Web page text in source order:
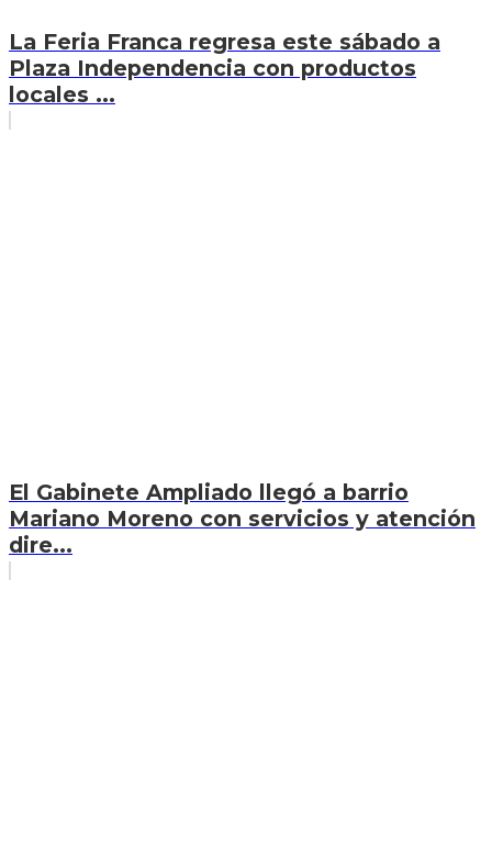
La Feria Franca regresa este sábado a
Plaza Independencia con productos
locales ...
El Gabinete Ampliado llegó a barrio
Mariano Moreno con servicios y atención
dire...